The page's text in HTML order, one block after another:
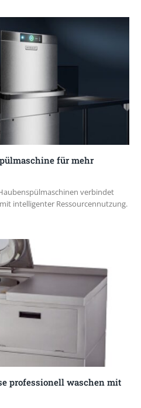
für mehr
verbindet
intelligenter Ressourcennutzung.
professionell waschen mit